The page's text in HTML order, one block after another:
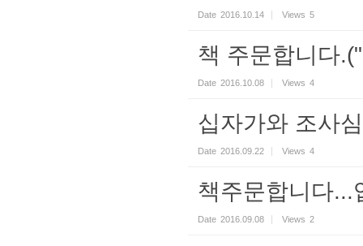
Date 2016.10.14 Views 5
책 주문합니다
Date 2016.10.08 Views 4
십자가와 조사
Date 2016.09.22 Views 4
책주문합니다...
Date 2016.09.08 Views 2